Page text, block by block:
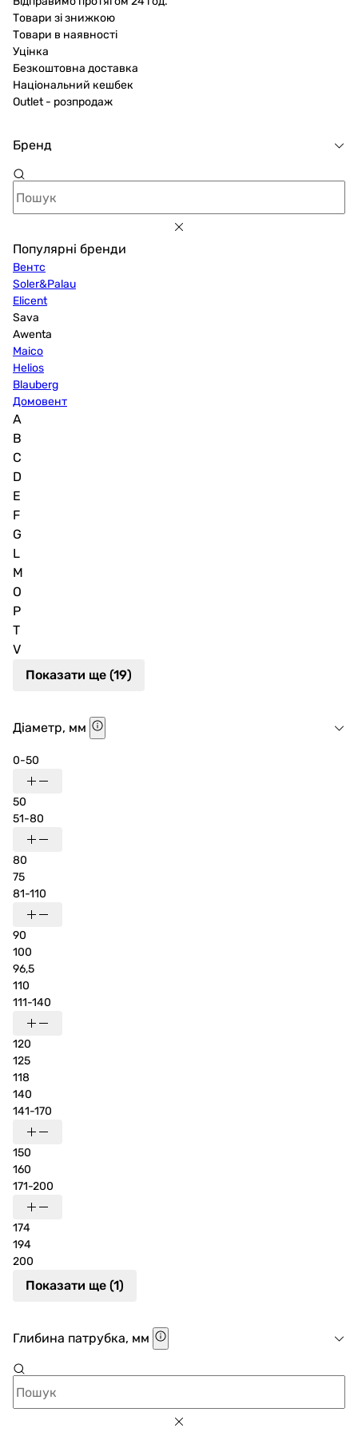
100 мм купити зі знижкою можна з будь-якого
куточка країни, додавши його в кошик на сайті або по
телефону.
Товари зі знижкою
Товари в наявності
Уцінка
Безкоштовна доставка
Національний кешбек
Outlet - розпродаж
Бренд
Популярні бренди
Вентс
Soler&Palau
Elicent
Sava
Awenta
Maico
Helios
Blauberg
Домовент
A
B
C
D
E
F
G
L
M
O
P
T
V
Показати ще (19)
Діаметр, мм
0-50
50
51-80
80
75
81-110
90
100
96,5
110
111-140
120
125
118
140
141-170
150
160
171-200
174
194
200
Показати ще (1)
Глибина патрубка, мм